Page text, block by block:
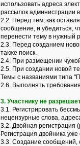
использовать адреса
рассылок администрации
2.2. Перед тем, как
сообщение, и убедиться,
перенести тему в нужный
2.3. Перед созданием
также поиск.
2.4. При размещении
2.5. При создании новой
Темы с названиями типа
2.6. Выполнять
3. Участнику не
3.1. Регистрировать
нецензурные слова,
3.2. Двойная регистрация
Регистрация двойника
3.3. Создание сообщений,